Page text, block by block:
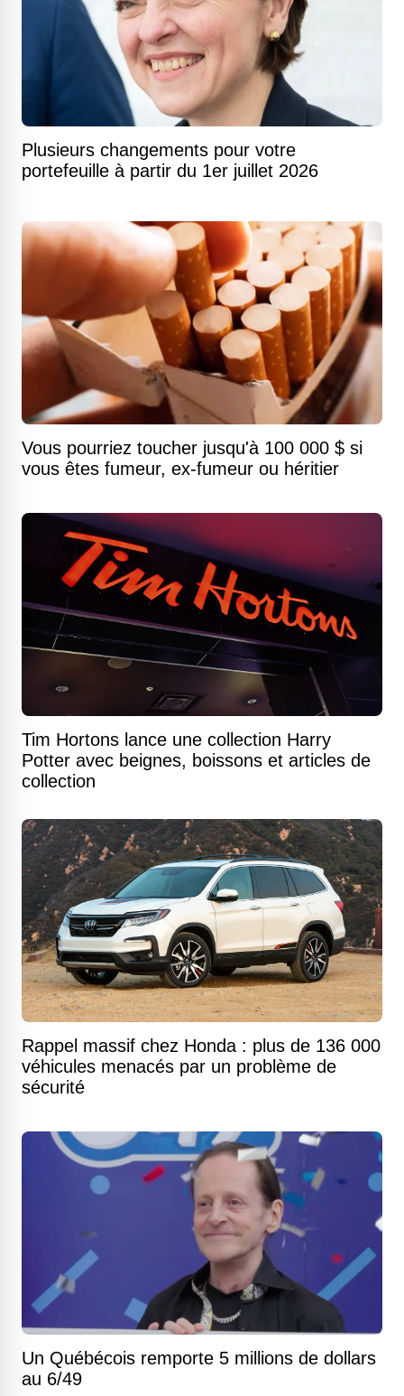
Plusieurs changements pour votre
portefeuille à partir du 1er juillet 2026
Vous pourriez toucher jusqu'à 100 000 $ si
vous êtes fumeur, ex-fumeur ou héritier
Tim Hortons lance une collection Harry
Potter avec beignes, boissons et articles de
collection
Rappel massif chez Honda : plus de 136 000
véhicules menacés par un problème de
sécurité
Un Québécois remporte 5 millions de dollars
au 6/49